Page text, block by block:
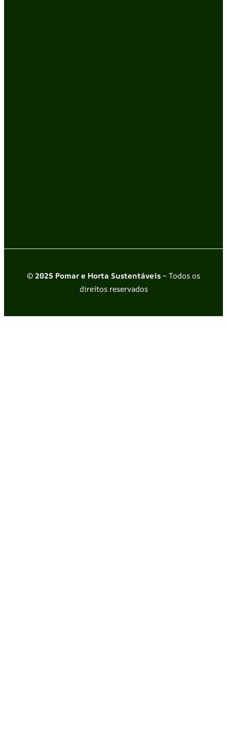
© 2025 Pomar e Horta Sustentáveis– Todos os
direitos reservados